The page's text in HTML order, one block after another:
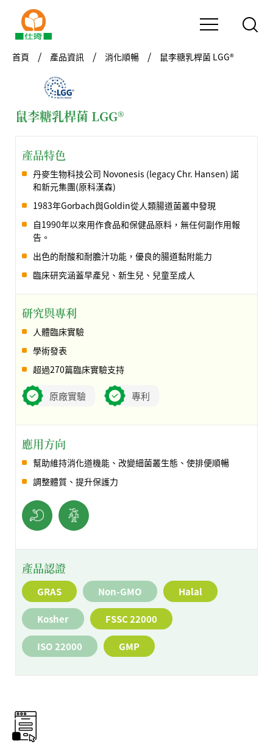
首頁 產品資訊 消化順暢 鼠李糖乳桿菌 LGG®
鼠李糖乳桿菌 LGG®
產品特色
丹麥生物科技公司 Novonesis (legacy Chr. Hansen) 諾
和新元集團(原科漢森)
1983年Gorbach與Goldin從人類腸道菌叢中發現
自1990年以來用作食品和保健品原料，無任何副作用報
告。
出色的耐酸和耐膽汁功能，優良的腸道黏附能力
臨床研究涵蓋早產兒、新生兒、兒童至成人
研究與專利
人體臨床實驗
學術發表
超過270篇臨床實驗支持
原廠實驗 專利
應用方向
幫助維持消化道機能、改變細菌叢生態、使排便順暢
調整體質、提升保護力
產品認證
GRAS Non-GMO Halal
Kosher FSSC 22000
ISO 22000 GMP